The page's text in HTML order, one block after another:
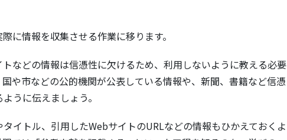
に情報を収集させる作業に移ります。
などの情報は信憑性に欠けるため、利用しないように教える必要
や市などの公的機関が公表している情報や、新聞、書籍など信憑
うに伝えましょう。
イトル、引用したWebサイトのURLなどの情報もひかえておくよ